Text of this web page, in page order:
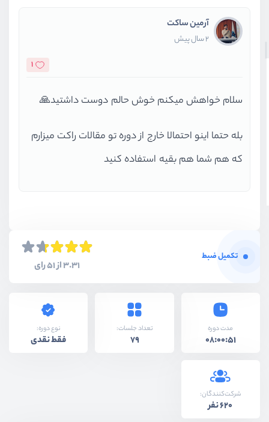
آرمین ساکت
2 سال پیش
1
سلام خواهش میکنم خوش حالم دوست داشتید🙏
بله حتما اینو احتمالا خارج از دوره تو مقالات راکت میزارم
که هم شما هم بقیه استفاده کنید
تکمیل ضبط
3.31 از 51 رای
مدت دوره
08:00:51
تعداد جلسات:
79
نوع دوره:
فقط نقدی
شرکت‌کنندگان:
620 نفر